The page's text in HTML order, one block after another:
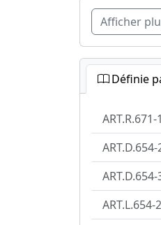
Afficher
Définie
ART.R.671-
ART.D.654-
ART.D.654-
ART.L.654-